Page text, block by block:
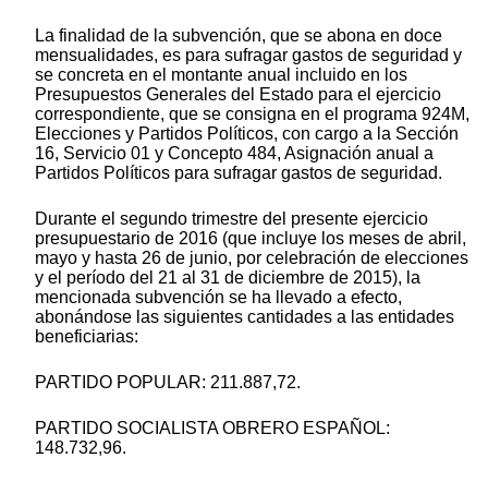
La finalidad de la subvención, que se abona en doce
mensualidades, es para sufragar gastos de seguridad y
se concreta en el montante anual incluido en los
Presupuestos Generales del Estado para el ejercicio
correspondiente, que se consigna en el programa 924M,
Elecciones y Partidos Políticos, con cargo a la Sección
16, Servicio 01 y Concepto 484, Asignación anual a
Partidos Políticos para sufragar gastos de seguridad.
Durante el segundo trimestre del presente ejercicio
presupuestario de 2016 (que incluye los meses de abril,
mayo y hasta 26 de junio, por celebración de elecciones
y el período del 21 al 31 de diciembre de 2015), la
mencionada subvención se ha llevado a efecto,
abonándose las siguientes cantidades a las entidades
beneficiarias:
PARTIDO POPULAR: 211.887,72.
PARTIDO SOCIALISTA OBRERO ESPAÑOL:
148.732,96.